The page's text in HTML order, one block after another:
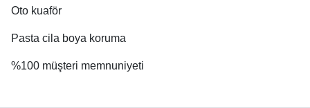
Oto kuaför
Pasta cila boya koruma
%100 müşteri memnuniyeti